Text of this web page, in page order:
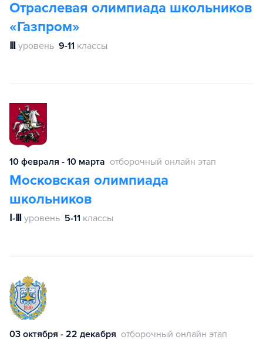
Отраслевая олимпиада школьников
«Газпром»
Ⅲ уровень 9-11 классы
10 февраля - 10 марта отборочный онлайн этап
Московская олимпиада
школьников
Ⅰ-Ⅲ уровень 5-11 классы
03 октября - 22 декабря отборочный онлайн этап